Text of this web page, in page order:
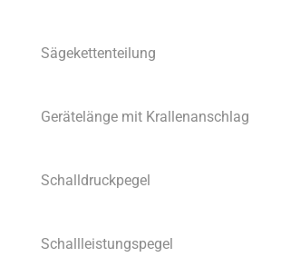
Sägekettenteilung
Gerätelänge mit Krallenanschlag
Schalldruckpegel
Schallleistungspegel